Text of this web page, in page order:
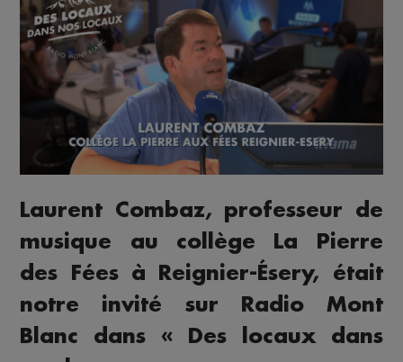
Laurent Combaz, professeur de
musique au collège La Pierre
des Fées à Reignier-Ésery, était
notre invité sur Radio Mont
Blanc dans « Des locaux dans